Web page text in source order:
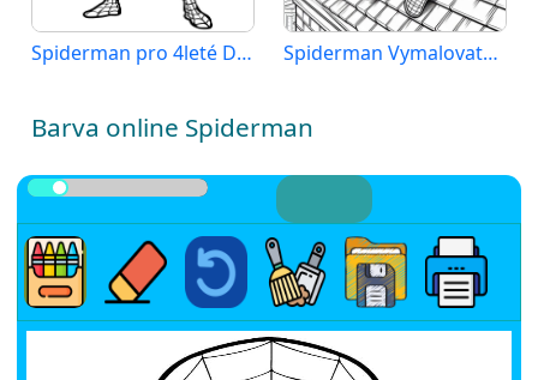
Spiderman pro 4leté Děti Spiderman Vymalovatelné pro Děti
Barva online Spiderman